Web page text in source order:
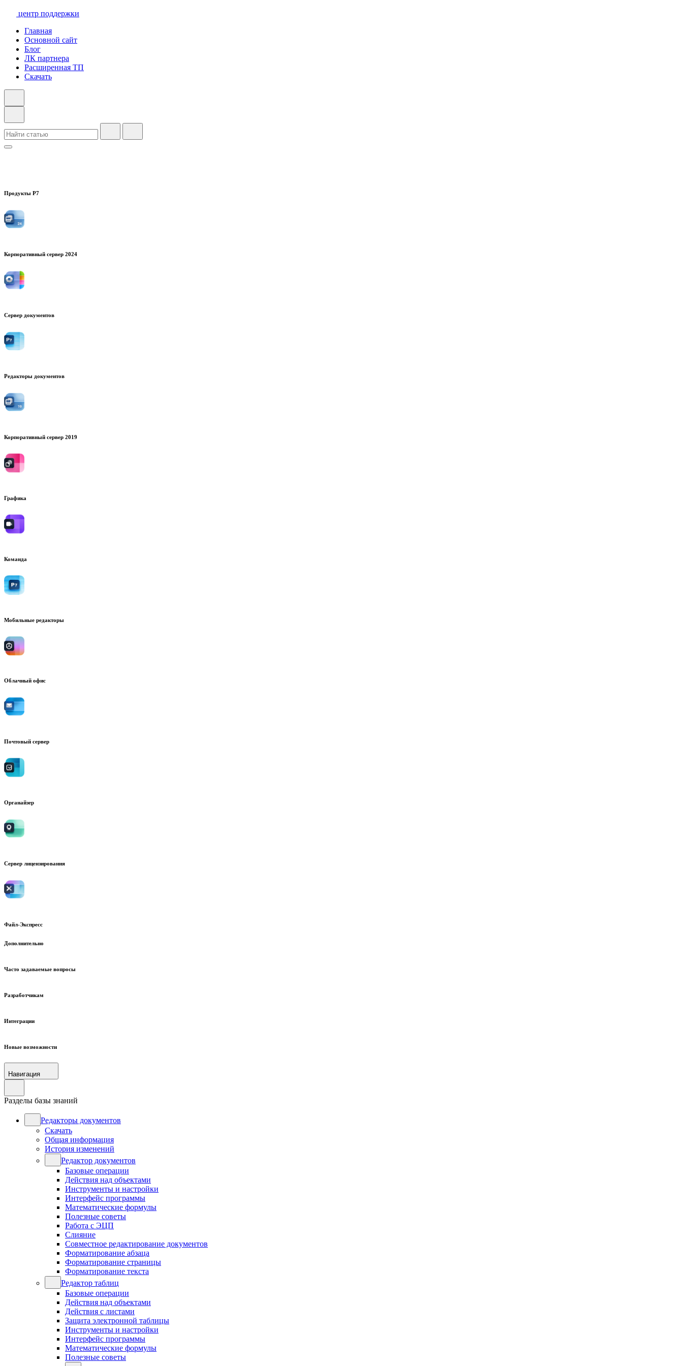
центр поддержки
Главная
Основной сайт
Блог
ЛК партнера
Расширенная ТП
Скачать
Продукты Р7
Корпоративный сервер 2024
Сервер документов
Редакторы документов
Корпоративный сервер 2019
Графика
Команда
Мобильные редакторы
Облачный офис
Почтовый сервер
Органайзер
Сервер лицензирования
Файл-Экспресс
Дополнительно
Часто задаваемые вопросы
Разработчикам
Интеграции
Новые возможности
Навигация
Разделы базы знаний
Редакторы документов
Скачать
Общая информация
История изменений
Редактор документов
Базовые операции
Действия над объектами
Инструменты и настройки
Интерфейс программы
Математические формулы
Полезные советы
Работа с ЭЦП
Слияние
Совместное редактирование документов
Форматирование абзаца
Форматирование страницы
Форматирование текста
Редактор таблиц
Базовые операции
Действия над объектами
Действия с листами
Защита электронной таблицы
Инструменты и настройки
Интерфейс программы
Математические формулы
Полезные советы